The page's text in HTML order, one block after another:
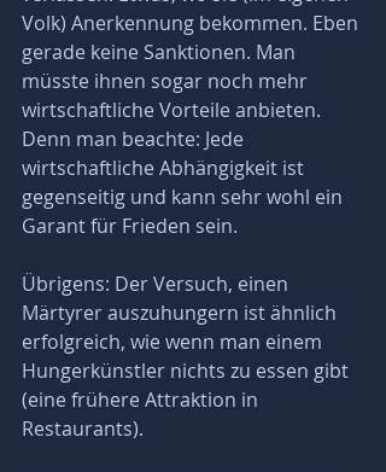
Volk) Anerkennung bekommen. Eben
gerade keine Sanktionen. Man
müsste ihnen sogar noch mehr
wirtschaftliche Vorteile anbieten.
Denn man beachte: Jede
wirtschaftliche Abhängigkeit ist
gegenseitig und kann sehr wohl ein
Garant für Frieden sein.
Übrigens: Der Versuch, einen
Märtyrer auszuhungern ist ähnlich
erfolgreich, wie wenn man einem
Hungerkünstler nichts zu essen gibt
(eine frühere Attraktion in
Restaurants).